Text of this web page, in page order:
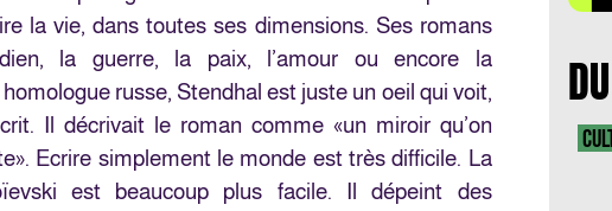
la vie, dans toutes ses dimensions. Ses romans
la guerre, la paix, l’amour ou encore la
russe, Stendhal est juste un oeil qui voit,
Il décrivait le roman comme «un miroir qu’on
Ecrire simplement le monde est très difficile. La
est beaucoup plus facile. Il dépeint des